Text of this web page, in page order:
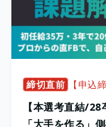
締切直前 【申込
【本選考直結/
「大手を作る」